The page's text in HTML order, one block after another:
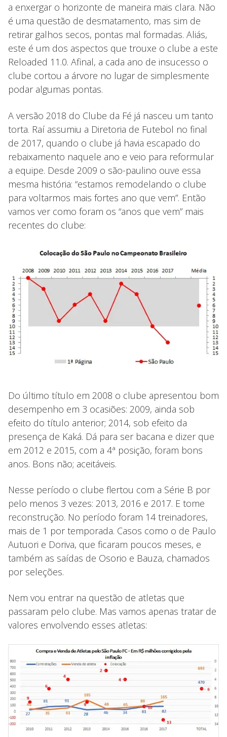
a enxergar o horizonte de maneira mais clara. Não
é uma questão de desmatamento, mas sim de
retirar galhos secos, pontas mal formadas. Aliás,
este é um dos aspectos que trouxe o clube a este
Reloaded 11.0. Afinal, a cada ano de insucesso o
clube cortou a árvore no lugar de simplesmente
podar algumas pontas.
A versão 2018 do Clube da Fé já nasceu um tanto
torta. Raí assumiu a Diretoria de Futebol no final
de 2017, quando o clube já havia escapado do
rebaixamento naquele ano e veio para reformular
a equipe. Desde 2009 o são-paulino ouve essa
mesma história: “estamos remodelando o clube
para voltarmos mais fortes ano que vem”. Então
vamos ver como foram os “anos que vem” mais
recentes do clube:
Do último título em 2008 o clube apresentou bom
desempenho em 3 ocasiões: 2009, ainda sob
efeito do título anterior; 2014, sob efeito da
presença de Kaká. Dá para ser bacana e dizer que
em 2012 e 2015, com a 4ª posição, foram bons
anos. Bons não; aceitáveis.
Nesse período o clube flertou com a Série B por
pelo menos 3 vezes: 2013, 2016 e 2017. E tome
reconstrução. No período foram 14 treinadores,
mais de 1 por temporada. Casos como o de Paulo
Autuori e Doriva, que ficaram poucos meses, e
também as saídas de Osorio e Bauza, chamados
por seleções.
Nem vou entrar na questão de atletas que
passaram pelo clube. Mas vamos apenas tratar de
valores envolvendo esses atletas: